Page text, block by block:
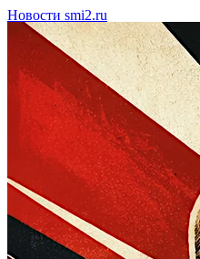
Новости smi2.ru